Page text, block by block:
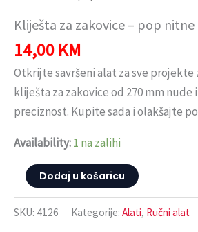
Kliješta za zakovice – pop nitne
14,00 KM
Otkrijte savršeni alat za sve projekte
kliješta za zakovice od 270 mm nude
preciznost. Kupite sada i olakšajte
Availability:1 na zalihi
Dodaj u košaricu
SKU: 4126 Kategorije: Alati, Ručni alat